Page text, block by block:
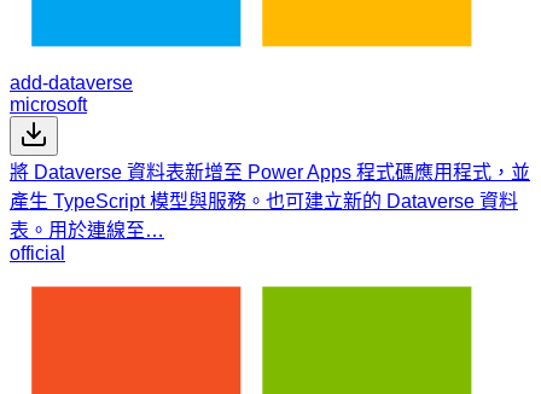
add-dataverse
microsoft
將 Dataverse 資料表新增至 Power Apps 程式碼應用程式，並
產生 TypeScript 模型與服務。也可建立新的 Dataverse 資料
表。用於連線至…
official